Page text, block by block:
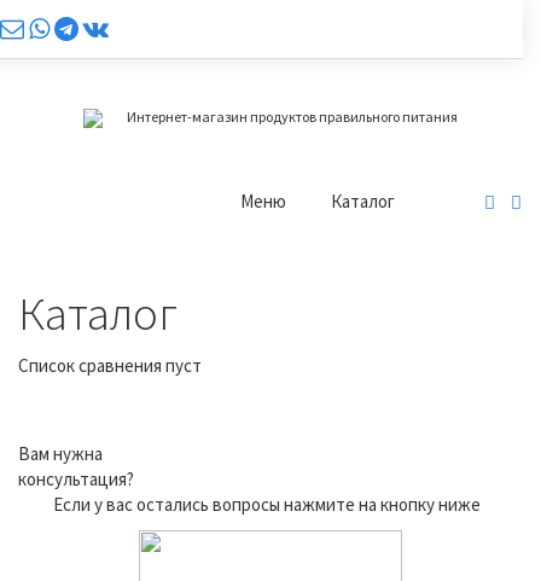
Интернет-магазин продуктов правильного питания
Каталог
Меню
Каталог
Список сравнения пуст
Вам нужна
консультация?
Если у вас остались вопросы нажмите на кнопку ниже